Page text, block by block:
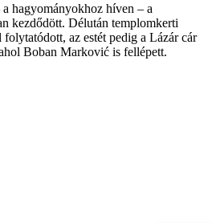
hagyományokhoz híven – a
kezdődött. Délután templomkerti
folytatódott, az estét pedig a Lázár cár
Boban Marković is fellépett.